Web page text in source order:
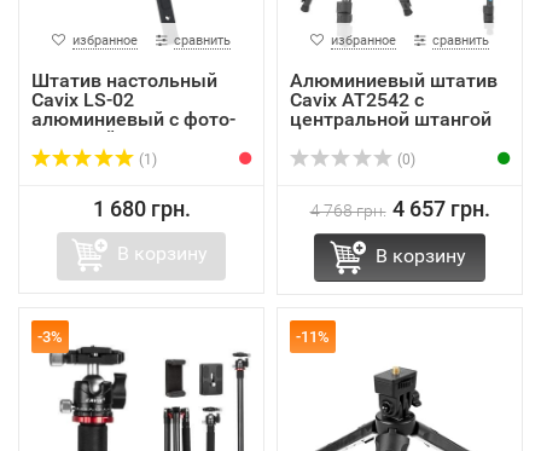
избранное сравнить
Штатив настольный
Cavix LS-02
алюминиевый с фото-
головкой...
(1)
1 680 грн.
В корзину
избранное сравнить
Алюминиевый штатив
Cavix AT2542 с
центральной штангой
(0)
4 768 грн. 4 657 грн.
В корзину
-3% -11%